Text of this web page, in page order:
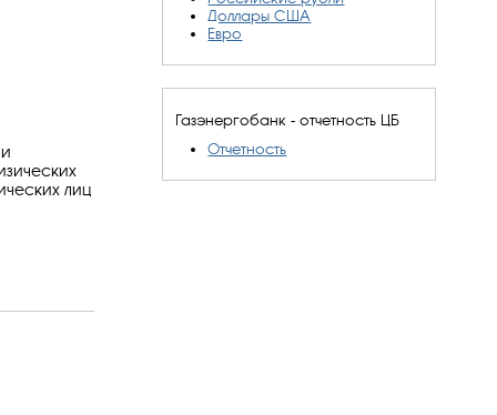
Доллары США
Евро
Газэнергобанк - отчетность ЦБ
Отчетность
лиц